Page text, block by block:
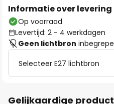
Informatie over levering
Op voorraad
Levertijd: 2 - 4 werkdagen
Geen lichtbron
Selecteer E27 lichtbron
Gelijkaardige